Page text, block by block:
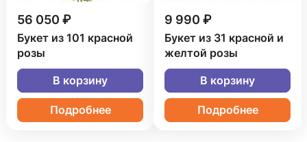
56 050 ₽
Букет из 101 красной
розы
В корзину
Подробнее
9 990 ₽
Букет из 31 красной и
желтой розы
В корзину
Подробнее